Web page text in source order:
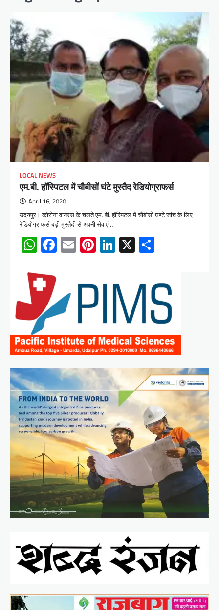
LOCAL NEWS
एम.बी. हॉस्पिटल में चौबीसों घंटे मुस्तैद रेडियोग्राफर्स
April 16, 2020
उदयपुर। कोरोना वायरस के चलते एम. बी. हॉस्पिटल में चौबीसों घण्टे जांच के लिए
रेडियोग्राफर्स बड़ी मुस्तैदी से अपनी सेवाएं…
WhatsApp
Facebook
EmailPinterest
LinkedIn
X